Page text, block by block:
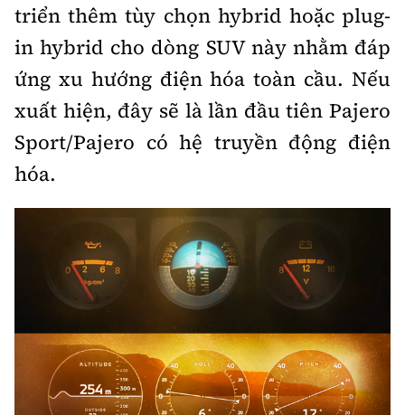
triển thêm tùy chọn hybrid hoặc plug-
in hybrid cho dòng SUV này nhằm đáp
ứng xu hướng điện hóa toàn cầu. Nếu
xuất hiện, đây sẽ là lần đầu tiên Pajero
Sport/Pajero có hệ truyền động điện
hóa.